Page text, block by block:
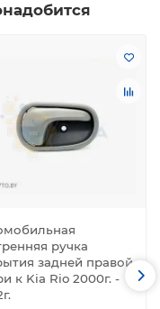
ручка
задней правой
к Kia Rio 2000г. -